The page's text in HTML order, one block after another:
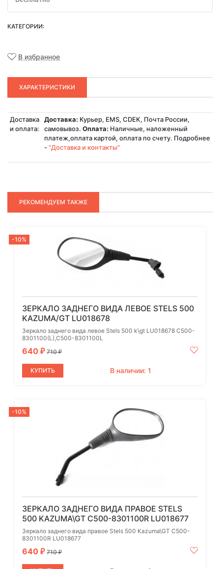
КАТЕГОРИИ:
В избранное
ХАРАКТЕРИСТИКИ
Доставка
и оплата:
Доставка: Курьер, EMS, CDEK, Почта России,
самовывоз. Оплата: Наличные, наложенный
платеж,оплата картой, оплата по счету. Подробнее
- "Доставка и контакты"
РЕКОМЕНДУЕМ ТАКЖЕ
-10%
ЗЕРКАЛО ЗАДНЕГО ВИДА ЛЕВОЕ STELS 500
KAZUMA/GT LU018678
Зеркало заднего вида левое Stels 500 k\gt LU018678 C500-
8301100(L),C500-8301100L
640 ₽ 710₽
КУПИТЬ В наличии: 1
-10%
ЗЕРКАЛО ЗАДНЕГО ВИДА ПРАВОЕ STELS
500 KAZUMA\GT C500-8301100R LU018677
Зеркало заднего вида правое Stels 500 Kazuma\GT C500-
8301100R LU018677
640 ₽ 710₽